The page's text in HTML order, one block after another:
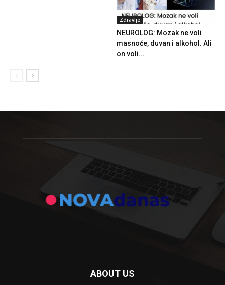
Zdravlje
NEUROLOG: Mozak ne voli
masnoće, duvan i alkohol. Ali
on voli...
ABOUT US